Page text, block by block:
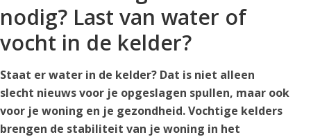
nodig? Last van water of
vocht in de kelder?
Staat er water in de kelder? Dat is niet alleen
slecht nieuws voor je opgeslagen spullen, maar ook
voor je woning en je gezondheid. Vochtige kelders
brengen de stabiliteit van je woning in het